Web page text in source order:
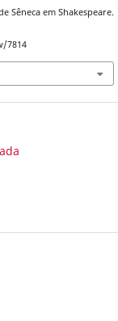
Sêneca em Shakespeare.
7814